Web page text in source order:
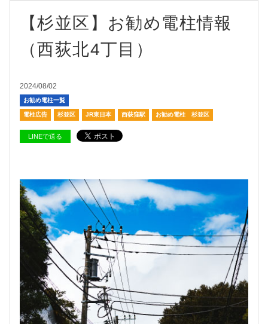
【杉並区】お勧め電柱情報
（西荻北4丁目）
2024/08/02
お勧め電柱一覧
電柱広告 杉並区 JR東日本 西荻窪駅 お勧め電柱 杉並区
LINEで送る